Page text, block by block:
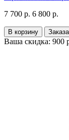
7 700 р. 6 800 р.
В корзину
Ваша скидка: 900